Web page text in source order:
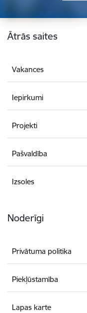
Kājene
Ātrās saites
Vakances
Iepirkumi
Projekti
Pašvaldība
Izsoles
Noderīgi
Privātuma politika
Piekļūstamība
Lapas karte